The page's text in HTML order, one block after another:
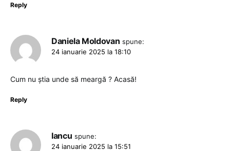
Reply
Daniela Moldovan spune:
24 ianuarie 2025 la 18:10
Cum nu știa unde să meargă ? Acasă!
Reply
Iancu spune:
24 ianuarie 2025 la 15:51